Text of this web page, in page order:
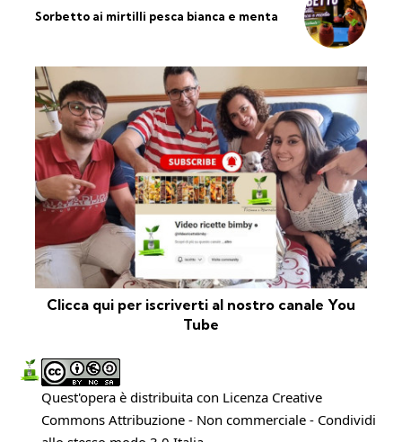
Sorbetto ai mirtilli pesca bianca e menta
Clicca qui per iscriverti al nostro canale You
Tube
Quest'opera è distribuita con Licenza Creative
Commons Attribuzione - Non commerciale - Condividi